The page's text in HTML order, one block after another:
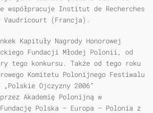
współpracuje Institut de Recherches
Vaudricourt (Francja).
Kapituły Nagrody Honorowej
Fundacji Młodej Polonii, od
tego konkursu. Także od tego roku
Komitetu Polonijnego Festiwalu
Ojczyzny 2006”
Akademię Polonijną w
Polska – Europa – Polonia z